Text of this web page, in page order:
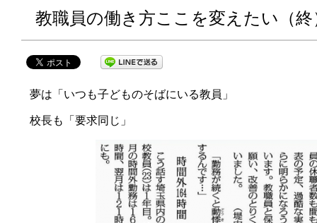
教職員の働き方ここを変えたい（終
夢は「いつも子どものそばにいる教員」
校長も「要求同じ」